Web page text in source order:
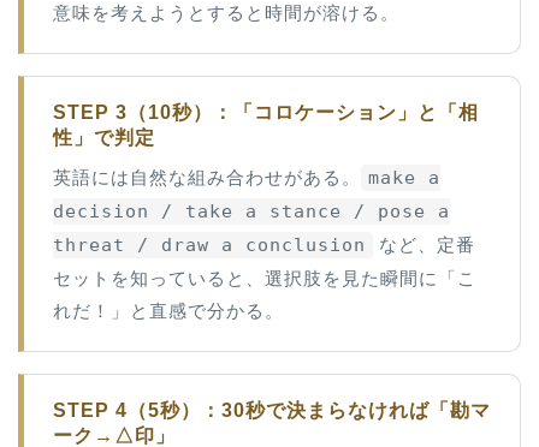
意味を考えようとすると時間が溶ける。
STEP 3（10秒）：「コロケーション」と「相
性」で判定
英語には自然な組み合わせがある。
make a
decision / take a stance / pose a
threat / draw a conclusion
など、定番
セットを知っていると、選択肢を見た瞬間に「こ
れだ！」と直感で分かる。
STEP 4（5秒）：30秒で決まらなければ「勘マ
ーク→△印」